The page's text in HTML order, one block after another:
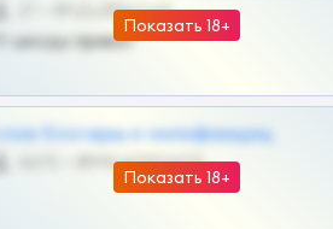
Показать 18+
@SZu3ll3sCatt_bot
Тг шкоды приват
Показать 18+
слив блогерш и онлифанщиц
@MILKPRIVATES39BOT